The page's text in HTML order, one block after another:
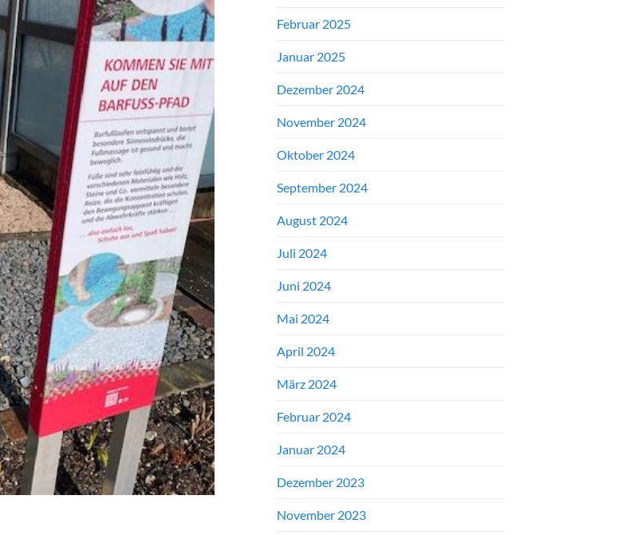
Februar 2025
Januar 2025
Dezember 2024
November 2024
Oktober 2024
September 2024
August 2024
Juli 2024
Juni 2024
Mai 2024
April 2024
März 2024
Februar 2024
Januar 2024
Dezember 2023
November 2023